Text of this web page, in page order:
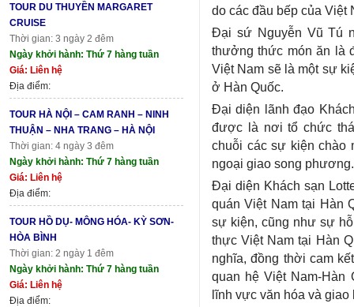
TOUR DU THUYỀN MARGARET
CRUISE
Thời gian: 3 ngày 2 đêm
Ngày khởi hành: Thứ 7 hàng tuần
Giá: Liên hệ
Địa điểm:
TOUR HÀ NỘI – CAM RANH – NINH
THUẬN – NHA TRANG – HÀ NỘI
Thời gian: 4 ngày 3 đêm
Ngày khởi hành: Thứ 7 hàng tuần
Giá: Liên hệ
Địa điểm:
TOUR HỒ DỤ- MÔNG HÓA- KỲ SƠN-
HÒA BÌNH
Thời gian: 2 ngày 1 đêm
Ngày khởi hành: Thứ 7 hàng tuần
Giá: Liên hệ
Địa điểm:
do các đầu bếp của Việt
Đại sứ Nguyễn Vũ Tú
thưởng thức món ăn là
Việt Nam sẽ là một sự
ở Hàn Quốc.
Đại diện lãnh đạo
được là nơi tổ chức
chuỗi các sự kiện chào
ngoại giao song phương.
Đại diện Khách sạn
quán Việt Nam tại Hàn
sự kiện, cũng như sự
thực Việt Nam tại Hàn
nghĩa, đồng thời cam
quan hệ Việt Nam-Hàn
lĩnh vực văn hóa và giao